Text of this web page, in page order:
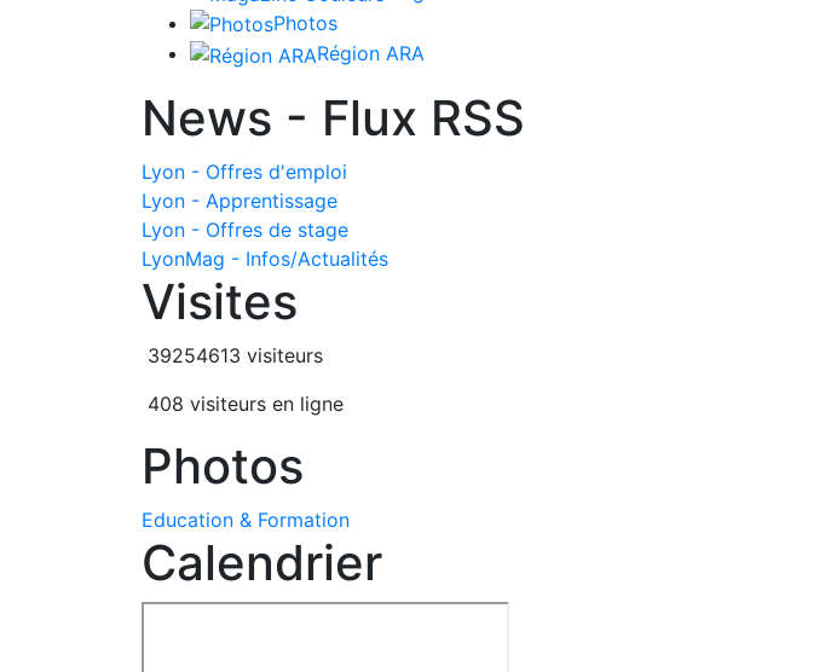
Photos
Région ARA
News - Flux RSS
Lyon - Offres d'emploi
Lyon - Apprentissage
Lyon - Offres de stage
LyonMag - Infos/Actualités
Visites
39254613 visiteurs
408 visiteurs en ligne
Photos
Education & Formation
Calendrier